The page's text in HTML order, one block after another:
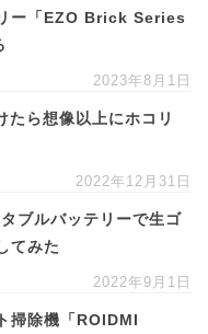
ー「EZO Brick Series
2023年8月1日
たら想像以上にホコリ
2022年12月31日
ブルバッテリーで生ゴ
てみた
2022年9月1日
掃除機「ROIDMI